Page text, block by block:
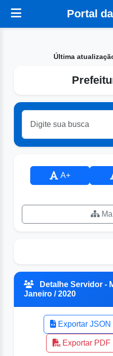
Portal
Última
A+
Detalhe Servidor -
Janeiro / 2020
Exportar JSON
Exportar PDF